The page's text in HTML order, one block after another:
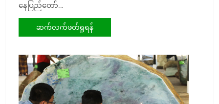
နေပြည်တော်…
ဆက်လက်ဖတ်ရှုရန်